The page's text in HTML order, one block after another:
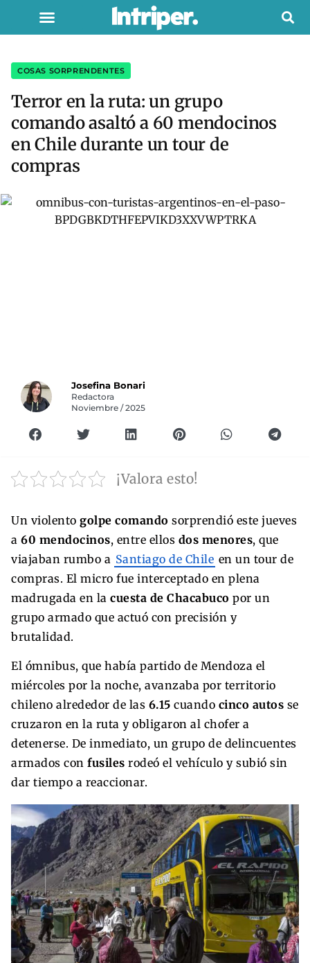
COSAS SORPRENDENTES
Terror en la ruta: un grupo
comando asaltó a 60 mendocinos
en Chile durante un tour de
compras
Josefina Bonari
Redactora
Noviembre / 2025
¡Valora esto!
Un violento golpe comando sorprendió este jueves
a 60 mendocinos, entre ellos dos menores, que
viajaban rumbo a Santiago de Chile en un tour de
compras. El micro fue interceptado en plena
madrugada en la cuesta de Chacabuco por un
grupo armado que actuó con precisión y
brutalidad.
El ómnibus, que había partido de Mendoza el
miércoles por la noche, avanzaba por territorio
chileno alrededor de las 6.15 cuando cinco autos se
cruzaron en la ruta y obligaron al chofer a
detenerse. De inmediato, un grupo de delincuentes
armados con fusiles rodeó el vehículo y subió sin
dar tiempo a reaccionar.